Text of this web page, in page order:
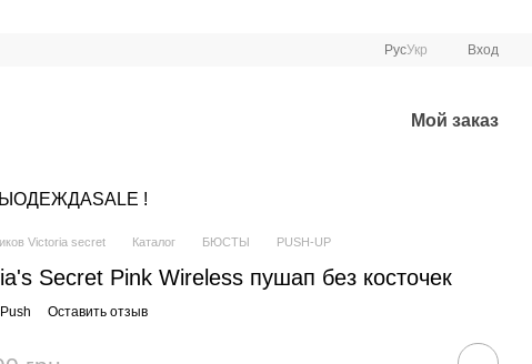
РусУкр Вход
Мой заказ
ОДЕЖДАSALE !
Victoria secret Каталог БЮСТЫ PUSH-UP
Secret Pink Wireless пушап без косточек
Оставить отзыв